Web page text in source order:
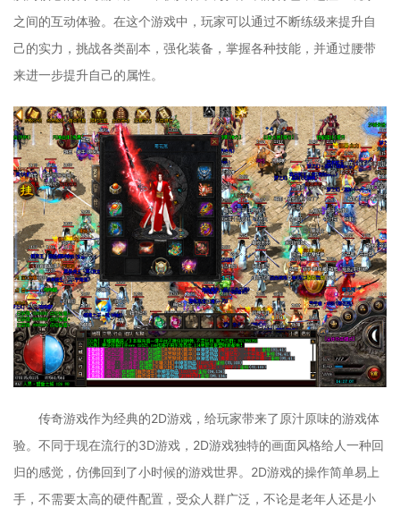
之间的互动体验。在这个游戏中，玩家可以通过不断练级来提升自
己的实力，挑战各类副本，强化装备，掌握各种技能，并通过腰带
来进一步提升自己的属性。
传奇游戏作为经典的2D游戏，给玩家带来了原汁原味的游戏体
验。不同于现在流行的3D游戏，2D游戏独特的画面风格给人一种回
归的感觉，仿佛回到了小时候的游戏世界。2D游戏的操作简单易上
手，不需要太高的硬件配置，受众人群广泛，不论是老年人还是小